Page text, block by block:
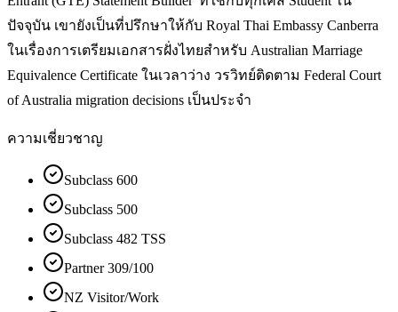
ปัจจุบัน เขายังเป็นที่ปรึกษาให้กับ Royal Thai Embassy Canberra
ในเรื่องการเตรียมเอกสารฝั่งไทยสำหรับ Australian Marriage
Equivalence Certificate ในเวลาว่าง วรวิทย์ติดตาม Federal Court
of Australia migration decisions เป็นประจำ
ความเชี่ยวชาญ
Subclass 600
Subclass 500
Subclass 482 TSS
Partner 309/100
NZ Visitor/Work